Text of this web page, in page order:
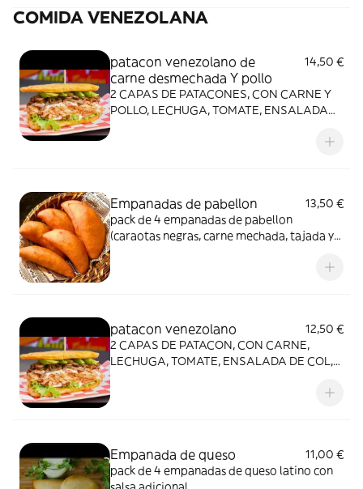
COMIDA VENEZOLANA
patacon venezolano de
carne desmechada Y pollo
14,50 €
2 CAPAS DE PATACONES, CON CARNE Y
POLLO, LECHUGA, TOMATE, ENSALADA
Empanadas de pabellon
13,50 €
pack de 4 empanadas de pabellon
(caraotas negras, carne mechada, tajada y
patacon venezolano
12,50 €
2 CAPAS DE PATACON, CON CARNE,
LECHUGA, TOMATE, ENSALADA DE COL,
Empanada de queso
11,00 €
pack de 4 empanadas de queso latino con